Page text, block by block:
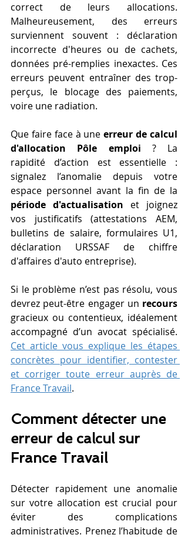
correct de leurs allocations.
Malheureusement, des erreurs
surviennent souvent : déclaration
incorrecte d'heures ou de cachets,
données pré-remplies inexactes. Ces
erreurs peuvent entraîner des trop-
perçus, le blocage des paiements,
voire une radiation.
Que faire face à une erreur de calcul
d'allocation Pôle emploi ? La
rapidité d’action est essentielle :
signalez l’anomalie depuis votre
période d'actualisation et joignez
vos justificatifs (attestations AEM,
bulletins de salaire, formulaires U1,
déclaration URSSAF de chiffre
d'affaires d'auto entreprise).
Si le problème n’est pas résolu, vous
devrez peut-être engager un recours
gracieux ou contentieux, idéalement
Cet article vous explique les étapes
concrètes pour identifier, contester
et corriger toute erreur auprès de
France Travail.
Comment détecter une
erreur de calcul sur
France Travail
Détecter rapidement une anomalie
sur votre allocation est crucial pour
éviter des complications
administratives. Prenez l’habitude de